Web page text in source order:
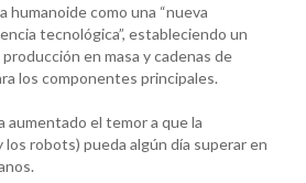
humanoide como una “nueva
tecnológica”, estableciendo un
en masa y cadenas de
los componentes principales.
aumentado el temor a que la
robots) pueda algún día superar en